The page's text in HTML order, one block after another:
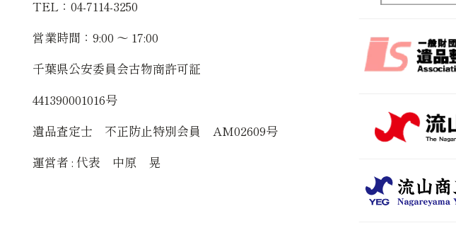
TEL：04-7114-3250
営業時間：9:00 〜 17:00
千葉県公安委員会古物商許可証
441390001016号
遺品査定士 不正防止特別会員 AM02609号
運営者 : 代表 中原 晃